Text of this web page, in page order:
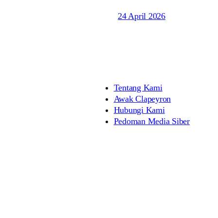
24 April 2026
Tentang Kami
Awak Clapeyron
Hubungi Kami
Pedoman Media Siber